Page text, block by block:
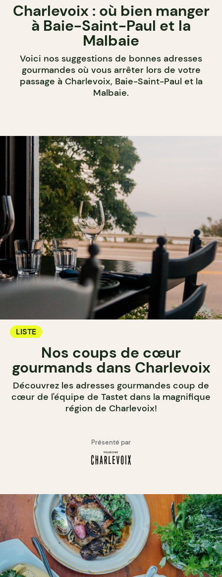
Charlevoix : où bien manger
à Baie-Saint-Paul et la
Malbaie
Voici nos suggestions de bonnes adresses
gourmandes où vous arrêter lors de votre
passage à Charlevoix, Baie-Saint-Paul et la
Malbaie.
LISTE
Nos coups de cœur
gourmands dans Charlevoix
Découvrez les adresses gourmandes coup de
cœur de l'équipe de Tastet dans la magnifique
région de Charlevoix!
Présenté par